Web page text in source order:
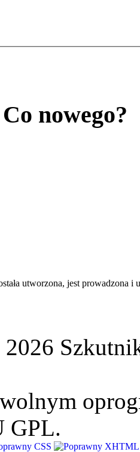
nowego?
utworzona, jest prowadzona i
GPL.